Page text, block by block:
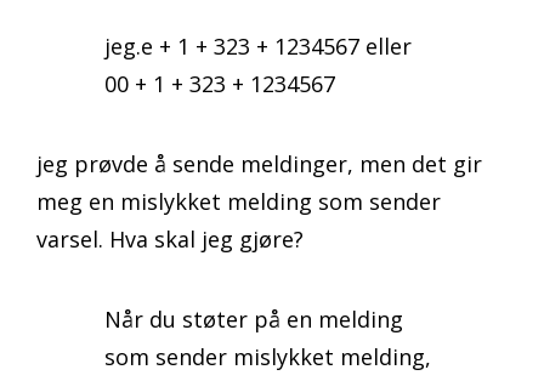
jeg.e + 1 + 323 + 1234567 eller
00 + 1 + 323 + 1234567
jeg prøvde å sende meldinger, men det gir
meg en mislykket melding som sender
varsel. Hva skal jeg gjøre?
Når du støter på en melding
som sender mislykket melding,